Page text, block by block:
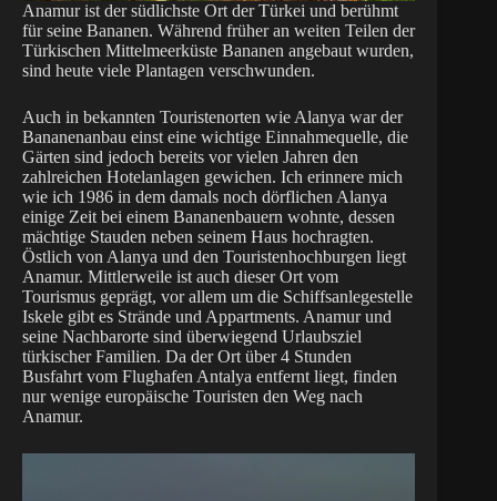
Anamur ist der südlichste Ort der Türkei und berühmt
für seine Bananen. Während früher an weiten Teilen der
Türkischen Mittelmeerküste Bananen angebaut wurden,
sind heute viele Plantagen verschwunden.
Auch in bekannten Touristenorten wie Alanya war der
Bananenanbau einst eine wichtige Einnahmequelle, die
Gärten sind jedoch bereits vor vielen Jahren den
zahlreichen Hotelanlagen gewichen. Ich erinnere mich
wie ich 1986 in dem damals noch dörflichen Alanya
einige Zeit bei einem Bananenbauern wohnte, dessen
mächtige Stauden neben seinem Haus hochragten.
Östlich von Alanya und den Touristenhochburgen liegt
Anamur. Mittlerweile ist auch dieser Ort vom
Tourismus geprägt, vor allem um die Schiffsanlegestelle
Iskele gibt es Strände und Appartments. Anamur und
seine Nachbarorte sind überwiegend Urlaubsziel
türkischer Familien. Da der Ort über 4 Stunden
Busfahrt vom Flughafen Antalya entfernt liegt, finden
nur wenige europäische Touristen den Weg nach
Anamur.